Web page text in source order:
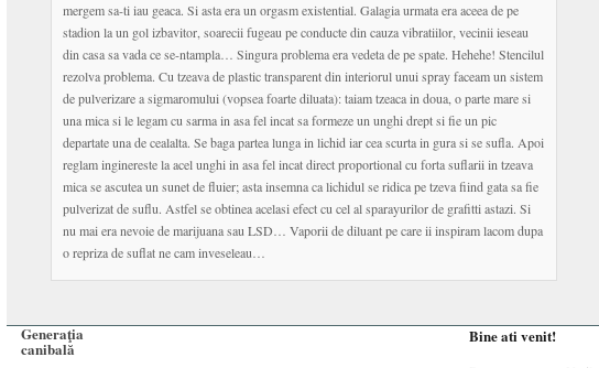
mergem sa-ti iau geaca. Si asta era un orgasm existential. Galagia urmata era aceea de pe
stadion la un gol izbavitor, soarecii fugeau pe conducte din cauza vibratiilor, vecinii ieseau
din casa sa vada ce se-ntampla… Singura problema era vedeta de pe spate. Hehehe! Stencilul
rezolva problema. Cu tzeava de plastic transparent din interiorul unui spray faceam un sistem
de pulverizare a sigmaromului (vopsea foarte diluata): taiam tzeaca in doua, o parte mare si
una mica si le legam cu sarma in asa fel incat sa formeze un unghi drept si fie un pic
departate una de cealalta. Se baga partea lunga in lichid iar cea scurta in gura si se sufla. Apoi
reglam inginereste la acel unghi in asa fel incat direct proportional cu forta suflarii in tzeava
mica se ascutea un sunet de fluier; asta insemna ca lichidul se ridica pe tzeva fiind gata sa fie
pulverizat de suflu. Astfel se obtinea acelasi efect cu cel al sparayurilor de grafitti astazi. Si
nu mai era nevoie de marijuana sau LSD… Vaporii de diluant pe care ii inspiram lacom dupa
o repriza de suflat ne cam inveseleau…
Generaţia
canibală
Bine ati venit!